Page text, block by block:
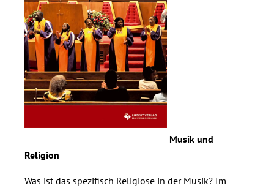
Musik und
Religion
Was ist das spezifisch Religiöse in der Musik? Im